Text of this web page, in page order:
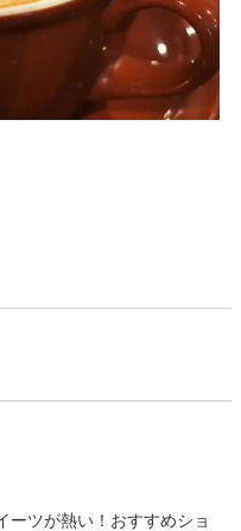
ーツが熱い！おすすめショ